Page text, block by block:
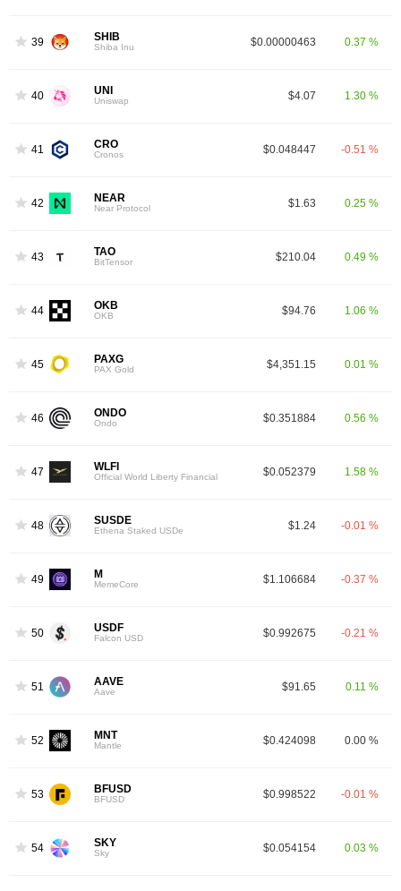
39 SHIB
Shiba Inu $0.00000463 0.37 %
40 UNI
Uniswap $4.07 1.30 %
41 CRO
Cronos $0.048447 -0.51 %
42 NEAR
Near Protocol $1.63 0.25 %
43 TAO
BitTensor $210.04 0.49 %
44 OKB
OKB $94.76 1.06 %
45 PAXG
PAX Gold $4,351.15 0.01 %
46 ONDO
Ondo $0.351884 0.56 %
47 WLFI
Official World Liberty Financial $0.052379 1.58 %
48 SUSDE
Ethena Staked USDe $1.24 -0.01 %
49 M
MemeCore $1.106684 -0.37 %
50 USDF
Falcon USD $0.992675 -0.21 %
51 AAVE
Aave $91.65 0.11 %
52 MNT
Mantle $0.424098 0.00 %
53 BFUSD
BFUSD $0.998522 -0.01 %
54 SKY
Sky $0.054154 0.03 %